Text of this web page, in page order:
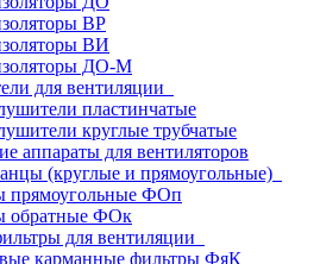
ВР
ВИ
ДО-М
для вентиляции
пластинчатые
круглые трубчатые
аппараты для вентиляторов
(круглые и прямоугольные)
прямоугольные ФОп
обратные ФОк
для вентиляции
карманные фильтры ФяК